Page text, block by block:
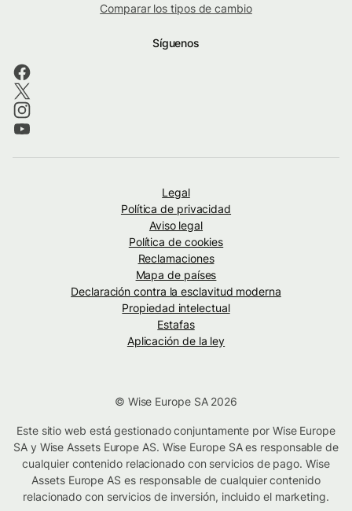
Comparar los tipos de cambio
Síguenos
Legal
Política de privacidad
Aviso legal
Política de cookies
Reclamaciones
Mapa de países
Declaración contra la esclavitud moderna
Propiedad intelectual
Estafas
Aplicación de la ley
© Wise Europe SA 2026
Este sitio web está gestionado conjuntamente por Wise Europe
SA y Wise Assets Europe AS. Wise Europe SA es responsable de
cualquier contenido relacionado con servicios de pago. Wise
Assets Europe AS es responsable de cualquier contenido
relacionado con servicios de inversión, incluido el marketing.